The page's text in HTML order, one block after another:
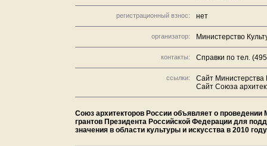
регистрационный взнос: нет
организатор: Министерство
контакты: Справки по тел.
ссылки:
Сайт Министерства
Сайт Союза
Союз архитекторов России объявляет о
грантов Президента Российской Федерации для
значения в области культуры и искусства в 2010